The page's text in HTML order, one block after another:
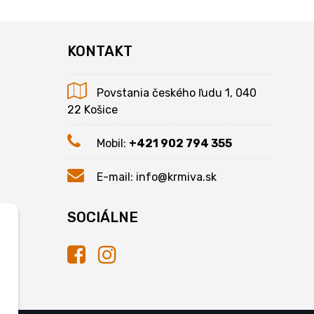
KONTAKT
Povstania českého ľudu 1, 040
22 Košice
Mobil: +421 902 794 355
E-mail: info@krmiva.sk
SOCIÁLNE